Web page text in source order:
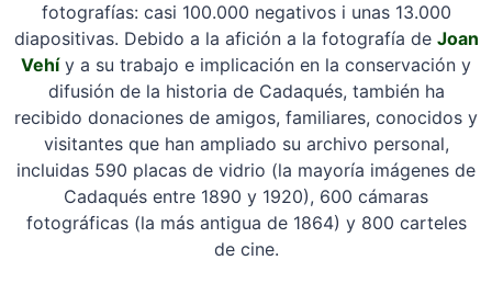
fotografías: casi 100.000 negativos i unas 13.000
diapositivas. Debido a la afición a la fotografía de Joan
Vehí y a su trabajo e implicación en la conservación y
difusión de la historia de Cadaqués, también ha
recibido donaciones de amigos, familiares, conocidos y
visitantes que han ampliado su archivo personal,
incluidas 590 placas de vidrio (la mayoría imágenes de
Cadaqués entre 1890 y 1920), 600 cámaras
fotográficas (la más antigua de 1864) y 800 carteles
de cine.